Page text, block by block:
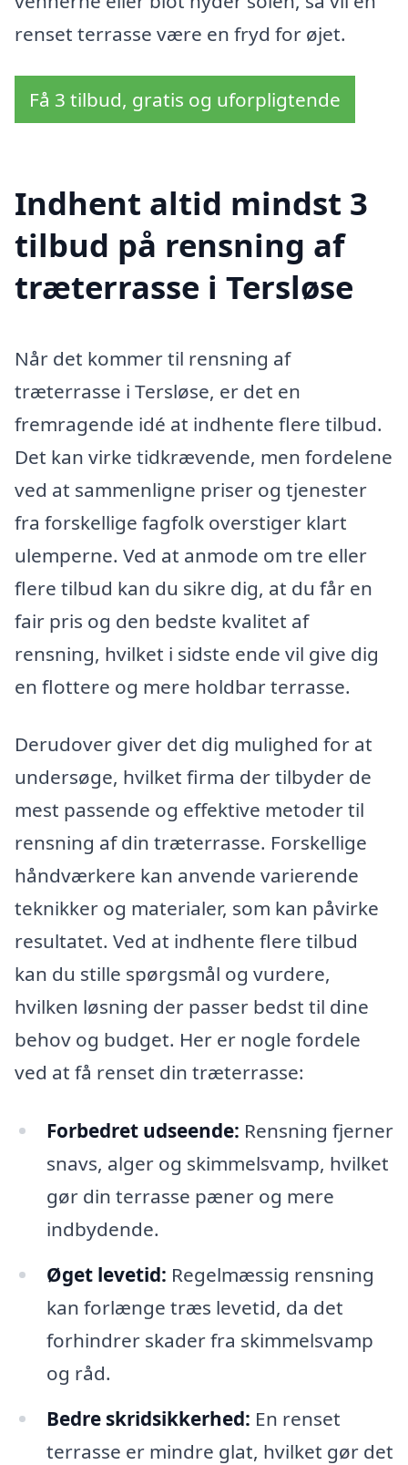
renset terrasse være en fryd for øjet.
Få 3 tilbud, gratis og uforpligtende
Indhent altid mindst 3
tilbud på rensning af
træterrasse i Tersløse
Når det kommer til rensning af
træterrasse i Tersløse, er det en
fremragende idé at indhente flere tilbud.
Det kan virke tidkrævende, men fordelene
ved at sammenligne priser og tjenester
fra forskellige fagfolk overstiger klart
ulemperne. Ved at anmode om tre eller
flere tilbud kan du sikre dig, at du får en
fair pris og den bedste kvalitet af
rensning, hvilket i sidste ende vil give dig
en flottere og mere holdbar terrasse.
Derudover giver det dig mulighed for at
undersøge, hvilket firma der tilbyder de
mest passende og effektive metoder til
rensning af din træterrasse. Forskellige
håndværkere kan anvende varierende
teknikker og materialer, som kan påvirke
resultatet. Ved at indhente flere tilbud
kan du stille spørgsmål og vurdere,
hvilken løsning der passer bedst til dine
behov og budget. Her er nogle fordele
ved at få renset din træterrasse:
Forbedret udseende: Rensning fjerner
snavs, alger og skimmelsvamp, hvilket
gør din terrasse pæner og mere
indbydende.
Øget levetid: Regelmæssig rensning
kan forlænge træs levetid, da det
forhindrer skader fra skimmelsvamp
og råd.
Bedre skridsikkerhed: En renset
terrasse er mindre glat, hvilket gør det